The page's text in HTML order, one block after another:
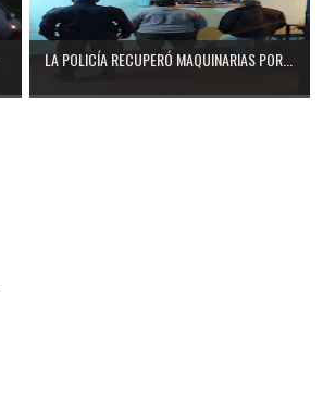
LA POLICÍA RECUPERÓ MAQUINARIAS POR...